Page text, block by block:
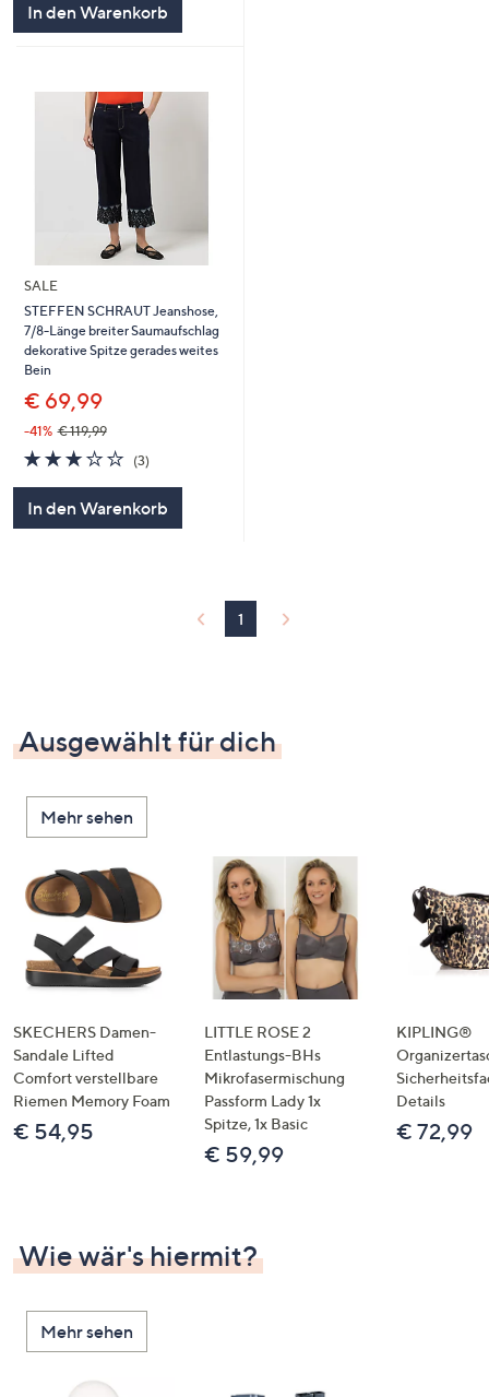
In den Warenkorb
SALE
STEFFEN SCHRAUT Jeanshose,
7/8-Länge breiter Saumaufschlag
dekorative Spitze gerades weites
Bein
€ 69,99
-41% € 119,99
2.7
von
(3)3
In den Warenkorb
1
Ausgewählt für dich
Mehr sehen
SKECHERS Damen-
Sandale Lifted
Comfort verstellbare
Riemen Memory Foam
€ 54,95
LITTLE ROSE 2
Entlastungs-BHs
Mikrofasermischung
Passform Lady 1x
Spitze, 1x Basic
€ 59,99
KIPLING®
Details
€ 72,99
Wie wär's hiermit?
Mehr sehen